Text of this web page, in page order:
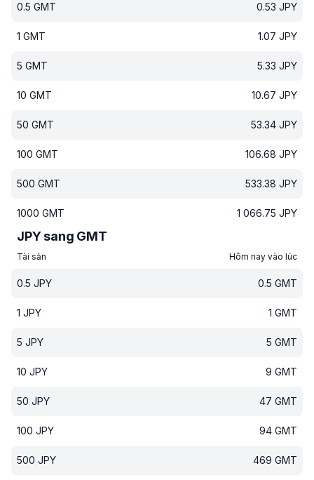
0.5 GMT 0.53 JPY
1 GMT 1.07 JPY
5 GMT 5.33 JPY
10 GMT 10.67 JPY
50 GMT 53.34 JPY
100 GMT 106.68 JPY
500 GMT 533.38 JPY
1000 GMT 1 066.75 JPY
JPY sang GMT
Tài sản Hôm nay vào lúc
0.5 JPY 0.5 GMT
1 JPY 1 GMT
5 JPY 5 GMT
10 JPY 9 GMT
50 JPY 47 GMT
100 JPY 94 GMT
500 JPY 469 GMT